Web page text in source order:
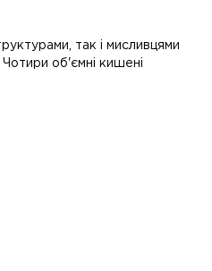
так і мисливцями
Чотири об'ємні кишені